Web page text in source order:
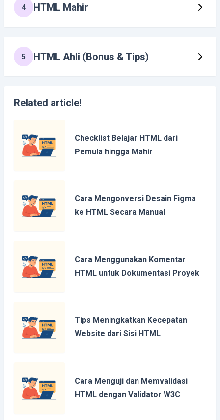
4 HTML Mahir
5 HTML Ahli (Bonus & Tips)
Related article!
Checklist Belajar HTML dari
Pemula hingga Mahir
Cara Mengonversi Desain Figma
ke HTML Secara Manual
Cara Menggunakan Komentar
HTML untuk Dokumentasi Proyek
Tips Meningkatkan Kecepatan
Website dari Sisi HTML
Cara Menguji dan Memvalidasi
HTML dengan Validator W3C